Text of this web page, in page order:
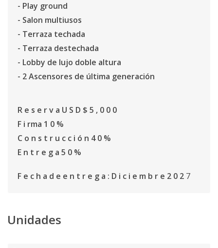
- Play ground
- Salon multiusos
- Terraza techada
- Terraza destechada
- Lobby de lujo doble altura
- 2 Ascensores de última generación
R e s e r v a U S D $ 5 , 0 0 0
F i rma 1 0 %
C o n s t r u c c i ó n 4 0 %
E n t r e g a 5 0 %
F e c h a d e e n t r e g a : D i c i e m b r e 2 0 2 7
Unidades